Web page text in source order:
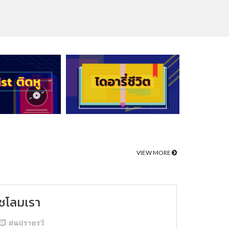
VIEW MORE
โลมเรา
ฝนปรายรวี